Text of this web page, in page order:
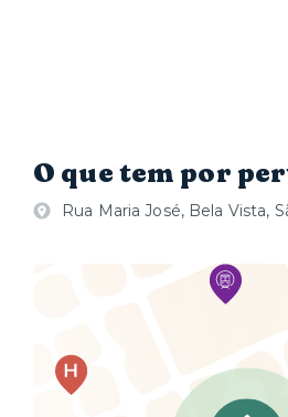
O que tem por
Rua Maria José, Bela Vista,